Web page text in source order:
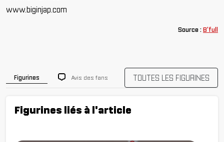
www.biginjap.com
Source :B'full
Figurines Avis des fans TOUTES LES FIGURINES
Figurines liés à l'article